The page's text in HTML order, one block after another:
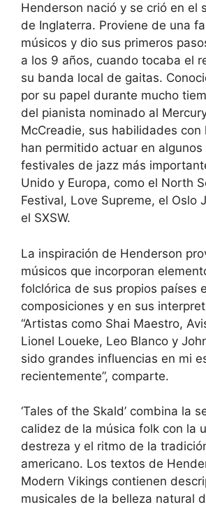
Henderson nació y se crió en el
de Inglaterra. Proviene de una
músicos y dio sus primeros
a los 9 años, cuando tocaba el
su banda local de gaitas.
por su papel durante mucho
del pianista nominado al
McCreadie, sus habilidades con
han permitido actuar en algunos
festivales de jazz más
Unido y Europa, como el North
Festival, Love Supreme, el Oslo
el SXSW.
La inspiración de Henderson
músicos que incorporan
folclórica de sus propios países
composiciones y en sus
“Artistas como Shai Maestro,
Lionel Loueke, Leo Blanco y
sido grandes influencias en mi
recientemente”, comparte.
‘Tales of the Skald’ combina la
calidez de la música folk con la
destreza y el ritmo de la
americano. Los textos de
Modern Vikings contienen
musicales de la belleza natural